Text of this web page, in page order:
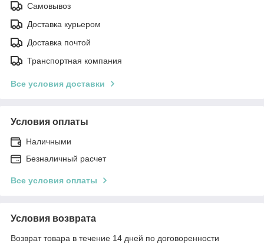
Самовывоз
Доставка курьером
Доставка почтой
Транспортная компания
Все условия доставки
Условия оплаты
Наличными
Безналичный расчет
Все условия оплаты
Условия возврата
Возврат товара в течение 14 дней по договоренности